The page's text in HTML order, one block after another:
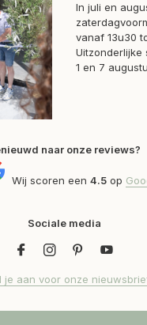
In juli en
vanaf 13u30
Uitzonderlijke
1 en 7
naar onze reviews?
Wij scoren een 4.5 op
Sociale media
je aan voor onze